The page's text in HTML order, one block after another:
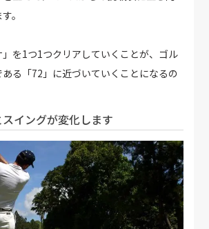
。
を1つ1つクリアしていくことが、ゴル
る「72」に近づいていくことになるの
イングが変化します